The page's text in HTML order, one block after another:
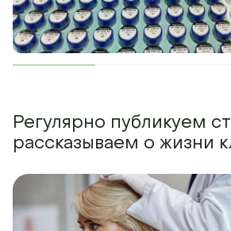
Регулярно публикуем
рассказываем о жизни